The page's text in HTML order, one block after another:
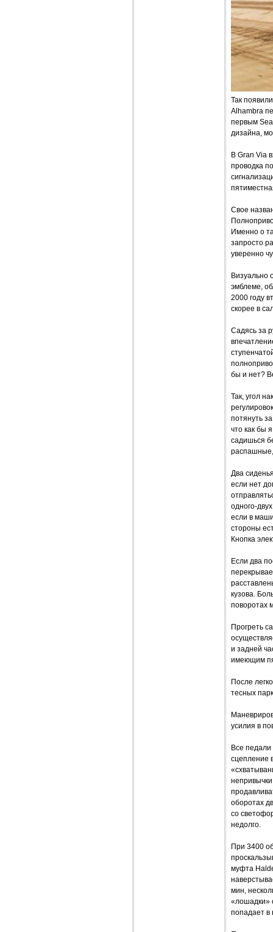
Так
Alhambra
первым
дизайна,
В Gran Via
проводка
Свое
Именно о
запросто
уверенно
Визуально
эмблеме,
2000 году
скорее в
Садясь за
бы и нет?
Так, угол
потянуть
что как бы
садишься
распашные,
Два
если нет
одного-
если в
стороны
Кнопка
Если два
кузова.
поворотах
Прогреть
и задней
имеющим
После
тесных
усилия в
Все педали
сцепление
оборотах
со
недолго.
При 3400
муфта
мин,
«лошадки»
попадает в